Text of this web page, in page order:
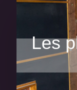
Les